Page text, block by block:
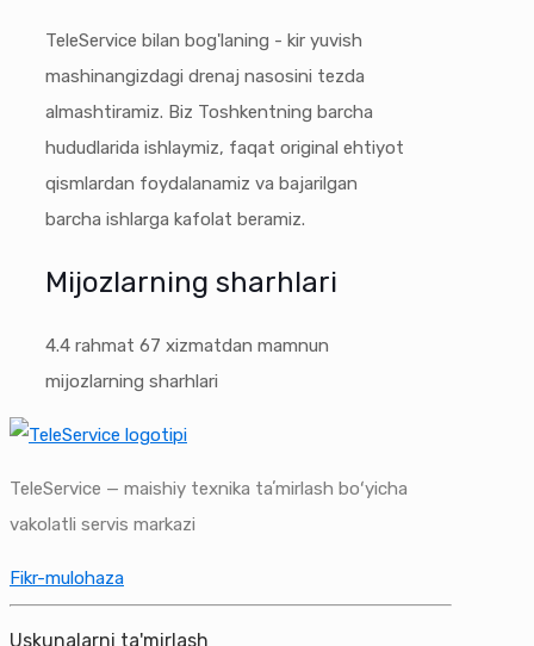
TeleService bilan bog'laning - kir yuvish
mashinangizdagi drenaj nasosini tezda
almashtiramiz. Biz Toshkentning barcha
hududlarida ishlaymiz, faqat original ehtiyot
qismlardan foydalanamiz va bajarilgan
barcha ishlarga kafolat beramiz.
Mijozlarning sharhlari
4.4 rahmat 67 xizmatdan mamnun
mijozlarning sharhlari
TeleService — maishiy texnika taʼmirlash boʻyicha
vakolatli servis markazi
Fikr-mulohaza
Uskunalarni ta'mirlash